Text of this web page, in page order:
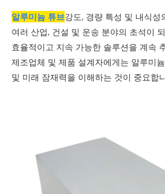
알루미늄 튜브강도, 경량 특성 및 내식성
여러 산업, 건설 및 운송 분야의 초석이
효율적이고 지속 가능한 솔루션을 계속
제조업체 및 제품 설계자에게는 알루미
및 미래 잠재력을 이해하는 것이 중요합